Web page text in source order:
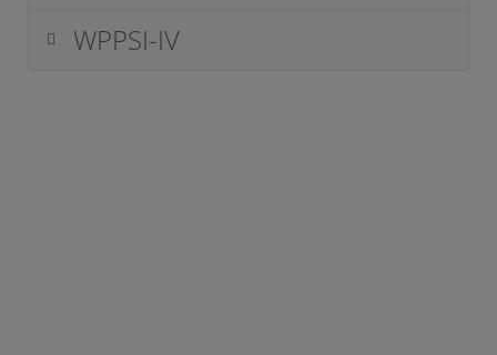
WPPSI-IV